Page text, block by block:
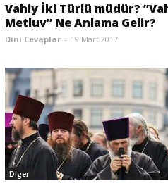
Vahiy İki Türlü müdür?
Metluv” Ne Anlama Gelir?
Dini Cevaplar - 19 Mart 2017
Diger